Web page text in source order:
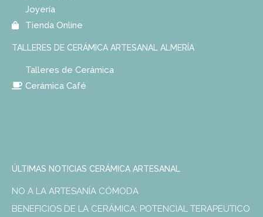
Joyería
Tienda Online
TALLERES DE CERÁMICA ARTESANAL ALMERÍA
Talleres de Cerámica
Cerámica Café
ÚLTIMAS NOTICIAS CERÁMICA ARTESANAL
NO A LA ARTESANÍA CÓMODA
BENEFICIOS DE LA CERÁMICA: POTENCIAL TERAPEUTICO